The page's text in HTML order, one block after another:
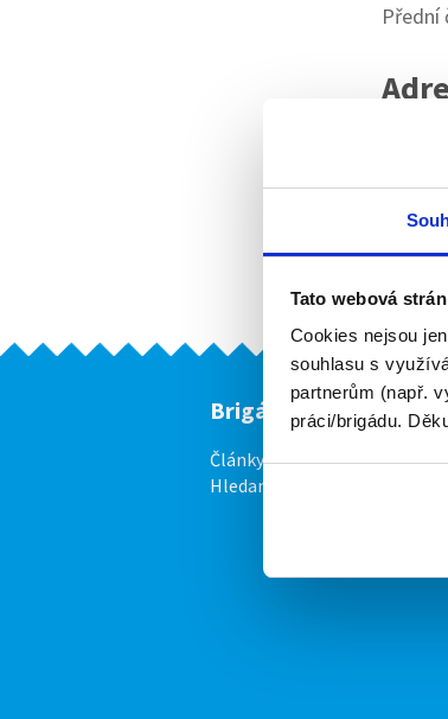
Tato webová
Cookies nejsou
souhlasu s
partnerům (např.
práci/brigádu.
Přední
Brigádníci
Články
Hledané brigády